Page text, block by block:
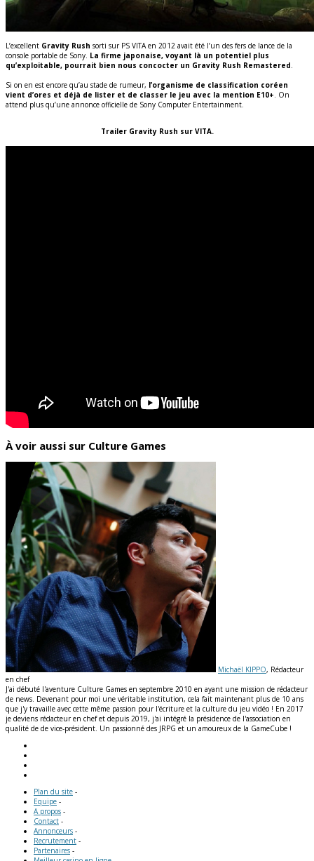
L’excellent Gravity Rush sorti sur PS VITA en 2012 avait été l’un des fers de lance de la
console portable de Sony. La firme japonaise, voyant là un potentiel plus
qu’exploitable, pourrait bien nous concocter un Gravity Rush Remastered.
Si on en est encore qu’au stade de rumeur, l’organisme de classification coréen
vient d’ores et déjà de lister et de classer le jeu avec la mention E10+. On
attend plus qu’une annonce officielle de Sony Computer Entertainment.
Trailer Gravity Rush sur VITA.
À voir aussi sur Culture Games
Michaël KIPPO, Rédacteur
en chef
J'ai débuté l'aventure Culture Games en septembre 2010 en ayant une mission de rédacteur
de news. Devenant pour moi une véritable institution, cela fait maintenant plus de 10 ans
que j'y travaille avec cette même passion pour l'écriture et la culture du jeu vidéo ! En 2017
je deviens rédacteur en chef et depuis 2019, j'ai intégré la présidence de l'association en
qualité de de vice-président. Un passionné des JRPG et un amoureux de la GameCube !
Plan du site -
Equipe -
A propos -
Contact -
Annonceurs -
Recrutement -
Partenaires -